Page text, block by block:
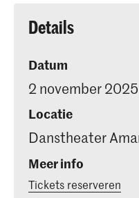
Details
Datum
2 november
Locatie
Danstheater
Meer info
Tickets reserveren